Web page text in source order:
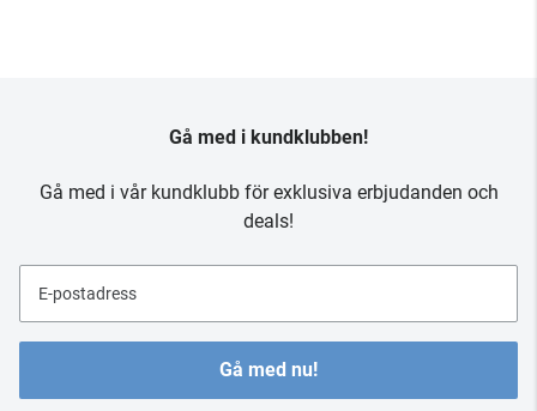
Gå med i kundklubben!
Gå med i vår kundklubb för exklusiva erbjudanden och
deals!
E-postadress
Gå med nu!